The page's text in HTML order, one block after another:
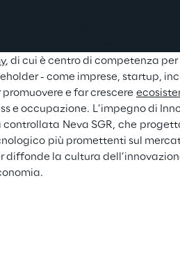
, di cui è centro di competenza
- come imprese, startup,
e far crescere
e occupazione. L’impegno di
Neva SGR, che
più promettenti sul
la cultura